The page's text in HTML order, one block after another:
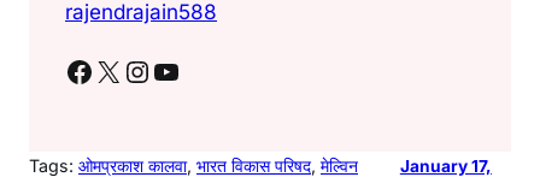
rajendrajain588
Facebook X Instagram YouTube
Tags: ओमप्रकाश कालवा, भारत विकास परिषद, मेल्विन
January 17,